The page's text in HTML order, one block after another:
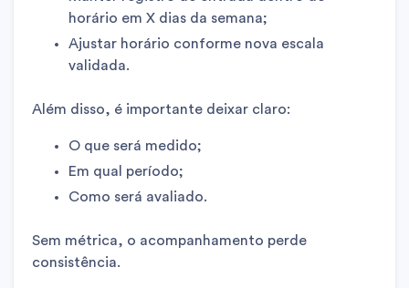
horário em X dias da semana;
Ajustar horário conforme nova escala
validada.
Além disso, é importante deixar claro:
O que será medido;
Em qual período;
Como será avaliado.
Sem métrica, o acompanhamento perde
consistência.